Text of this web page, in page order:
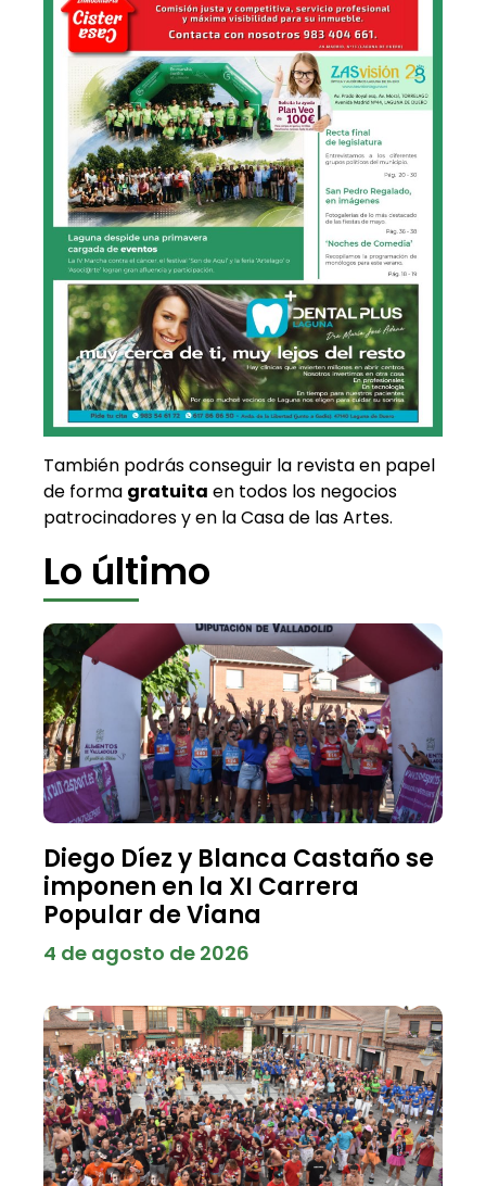
También podrás conseguir la revista en papel
de forma gratuita en todos los negocios
patrocinadores y en la Casa de las Artes.
Lo último
Diego Díez y Blanca Castaño se
imponen en la XI Carrera
Popular de Viana
4 de agosto de 2026